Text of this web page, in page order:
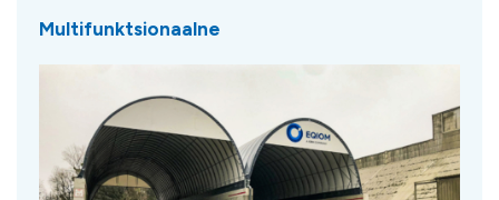
Multifunktsionaalne